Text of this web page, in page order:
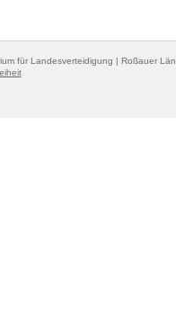
für Landesverteidigung | Roßauer